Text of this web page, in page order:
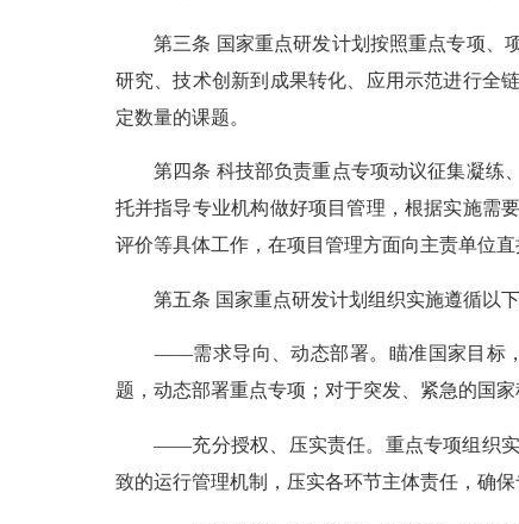
第三条 国家重点研发计划按照重点专项、项
研究、技术创新到成果转化、应用示范进行全
定数量的课题。
第四条 科技部负责重点专项动议征集凝练、
托并指导专业机构做好项目管理，根据实施需
评价等具体工作，在项目管理方面向主责单位
第五条 国家重点研发计划组织实施遵循以下
——需求导向、动态部署。瞄准国家目标，
题，动态部署重点专项；对于突发、紧急的国
——充分授权、压实责任。重点专项组织实施
致的运行管理机制，压实各环节主体责任，确保